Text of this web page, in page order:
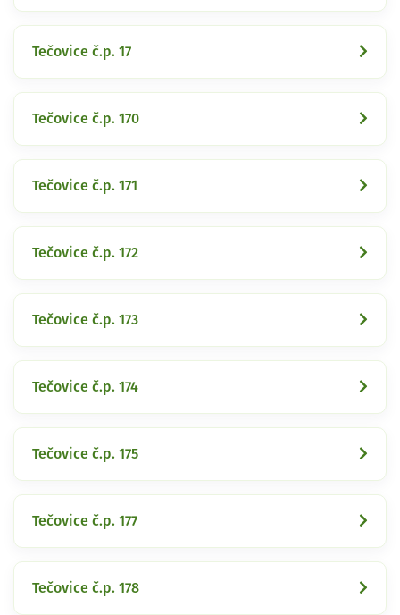
Tečovice č.p. 17
Tečovice č.p. 170
Tečovice č.p. 171
Tečovice č.p. 172
Tečovice č.p. 173
Tečovice č.p. 174
Tečovice č.p. 175
Tečovice č.p. 177
Tečovice č.p. 178